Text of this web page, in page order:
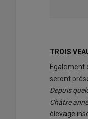
TROIS
Également
seront
Depuis
Châtre
élevage